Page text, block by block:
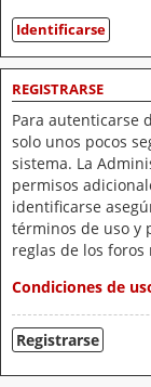
REGISTRARSE
Para autenticarse
solo unos pocos
sistema. La
permisos
identificarse
términos de uso y
reglas de los
Condiciones de
Registrarse